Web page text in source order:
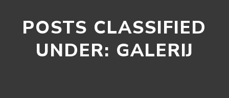
POSTS CLASSIFIED
UNDER: GALERIJ